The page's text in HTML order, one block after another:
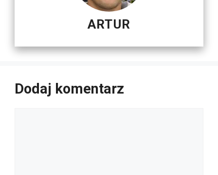
ARTUR
Dodaj komentarz